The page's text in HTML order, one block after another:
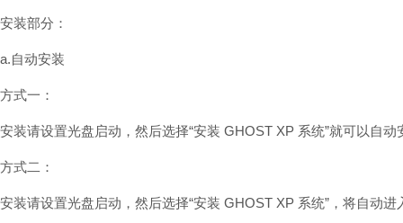
安装部分：
a.自动安装
方式一：
安装请设置光盘启动，然后选择“安装 GHOST XP 系统”就可以自动
方式二：
安装请设置光盘启动，然后选择“安装 GHOST XP 系统”，将自动进